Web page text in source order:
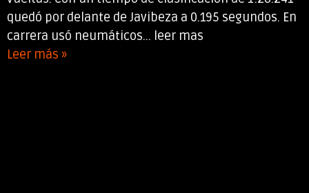
quedó por delante de Javibeza a 0.195 segundos. En
carrera usó neumáticos... leer mas
Leer más »